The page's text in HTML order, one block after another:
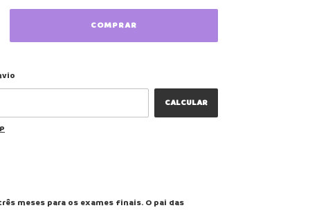
CALCULAR
meses para os exames finais. O pai das